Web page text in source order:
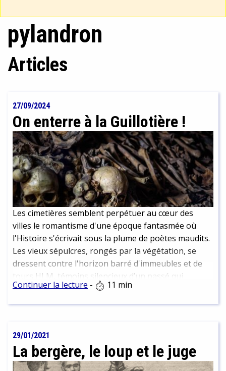
pylandron
Articles
27/09/2024
On enterre à la Guillotière !
Les cimetières semblent perpétuer au cœur des
villes le romantisme d'une époque fantasmée où
l'Histoire s'écrivait sous la plume de poètes maudits.
Les vieux sépulcres, rongés par la végétation, se
dressent contre l'horizon barré d'immeubles et de
tours HLM, témoins silencieux d’un passé qui
s'acharne à exister encore un peu. Autour d'eux, les
allées ombragées tracent les méandres d’une ville
temps en ces murs avait cessé de s'écouler. Pourtant
ces tombeaux immémoriaux, il a bien fallu les
creuser, et ces croix de pierre les dresser. Les
Continuer la lecture - 11 min
29/01/2021
La bergère, le loup et le juge